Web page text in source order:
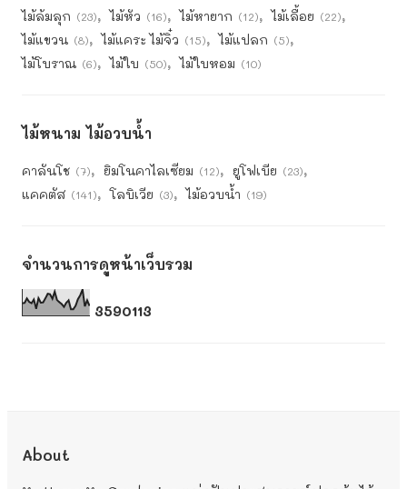
ไม้ล้มลุก (23) ไม้หัว (16) ไม้หายาก (12) ไม้เลื้อย (22)
ไม้แขวน (8) ไม้แคระ ไม้จิ๋ว (15) ไม้แปลก (5)
ไม้โบราณ (6) ไม้ใบ (50) ไม้ใบหอม (10)
ไม้หนาม ไม้อวบน้ำ
คาลันโช (7) ยิมโนคาไลเซียม (12) ยูโฟเบีย (23)
แคคตัส (141) โลบิเวีย (3) ไม้อวบน้ำ (19)
จำนวนการดูหน้าเว็บรวม
3590113
About